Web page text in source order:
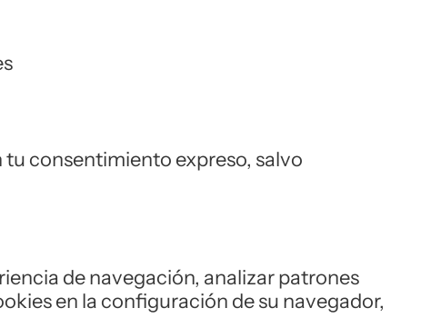
consentimiento expreso, salvo
de navegación, analizar patrones
en la configuración de su navegador,